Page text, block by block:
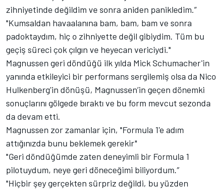
zihniyetinde değildim ve sonra aniden panikledim.”
"Kumsaldan havaalanına bam, bam, bam ve sonra
padoktaydım, hiç o zihniyette değil gibiydim. Tüm bu
geçiş süreci çok çılgın ve heyecan vericiydi."
Magnussen geri döndüğü ilk yılda Mick Schumacher'in
yanında etkileyici bir performans sergilemiş olsa da Nico
Hulkenberg'in dönüşü, Magnussen’in geçen dönemki
sonuçlarını gölgede bıraktı ve bu form mevcut sezonda
da devam etti.
Magnussen zor zamanlar için, "Formula 1'e adım
attığınızda bunu beklemek gerekir"
"Geri döndüğümde zaten deneyimli bir Formula 1
pilotuydum, neye geri döneceğimi biliyordum.”
"Hiçbir şey gerçekten sürpriz değildi, bu yüzden